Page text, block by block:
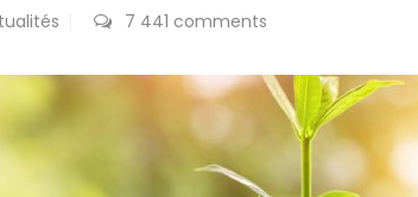
7 441 comments